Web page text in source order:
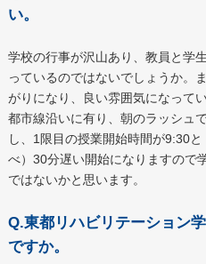
い。
学校の行事が沢山あり、教員と学
っているのではないでしょうか。
がりになり、良い雰囲気になって
都市線沿いに有り、朝のラッシュ
し、1限目の授業開始時間が9:30
べ）30分遅い開始になりますので
ではないかと思います。
Q.東都リハビリテーション
ですか。